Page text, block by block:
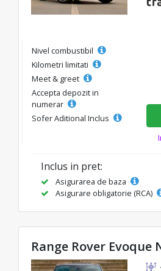
Nivel combustibil
Kilometri limitati
Meet & greet
Accepta depozit in
numerar
Sofer Aditional Inclus
Inclus in pret:
Asigurarea de baza
Asigurare obligatorie (RCA)
Range Rover Evoque